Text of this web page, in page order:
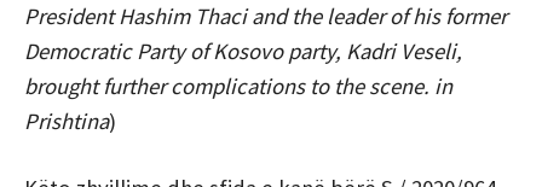
President Hashim Thaci and the leader of his former
Democratic Party of Kosovo party, Kadri Veseli,
brought further complications to the scene. in
Prishtina)